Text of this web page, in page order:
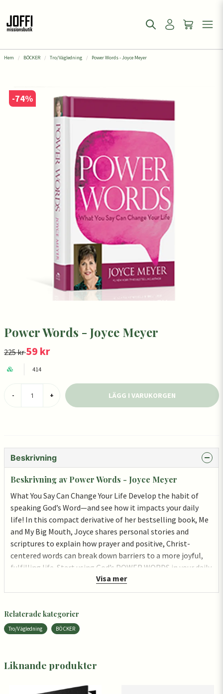
Hem BÖCKER Tro/Vägledning Power Words - Joyce Meyer
-74%
Power Words - Joyce Meyer
225 kr59 kr
414
- + LÄGG I VARUKORGEN
Liknande produkter
Beskrivning
Beskrivning av Power Words - Joyce Meyer
What You Say Can Change Your Life Develop the habit of
speaking God’s Word—and see how it impacts your daily
life! In this compact derivative of her bestselling book, Me
and My Big Mouth, Joyce shares personal stories and
scriptures to explain how prayer and positive, Christ-
centered words can break down barriers to a more joyful,
fulfilling life. Start using God’s POWER WORDS in your daily
prayers and conversations!Visa mer
Relaterade kategorier
Tro/Vägledning BÖCKER